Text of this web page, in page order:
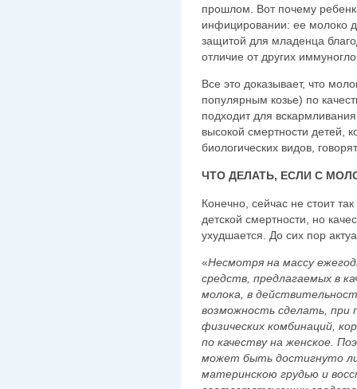
прошлом. Вот почему
инфицировании: ее молоко
защитой для младенца
отличие от других
Все это доказывает, что
популярным козье) по
подходит для
высокой смертности детей,
биологических видов,
ЧТО ДЕЛАТЬ, ЕСЛИ С
Конечно, сейчас не стоит
детской смертности, но
ухудшается. До сих пор
«Несмотря на массу
средств, предлагаемых в
молока, в
возможность сделать, при
физических комбинаций,
по качеству на женское.
может быть достигнуто
материнскою грудью и